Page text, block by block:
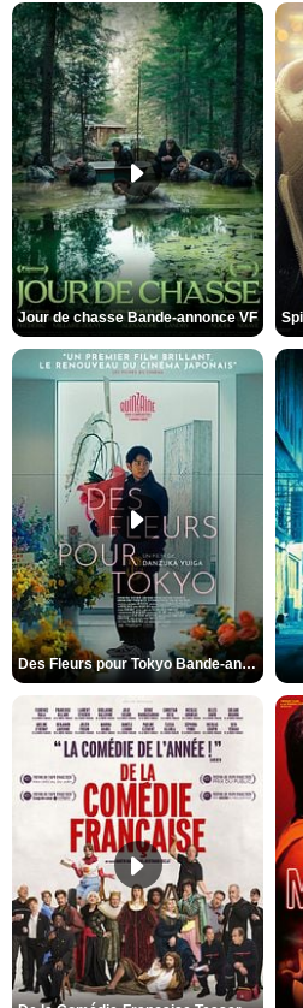
Jour de chasse Bande-annonce VF
Des Fleurs pour Tokyo Bande-annonce VO STFR